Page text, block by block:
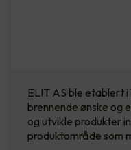
ELIT AS ble etablert
brennende ønske og
og utvikle produkter
produktområde som